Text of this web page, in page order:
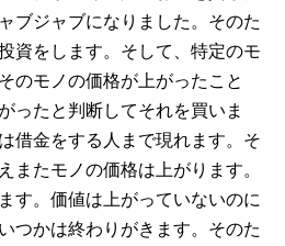
ブジャブになりました。そのた
資をします。そして、特定のモ
のモノの価格が上がったこと
ったと判断してそれを買いま
借金をする人まで現れます。そ
またモノの価格は上がります。
す。価値は上がっていないのに
つかは終わりがきます。そのた